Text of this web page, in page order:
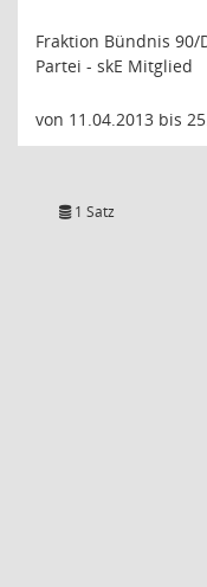
Fraktion Bündnis
Partei - skE Mitglied
von 11.04.2013 bis
1 Satz